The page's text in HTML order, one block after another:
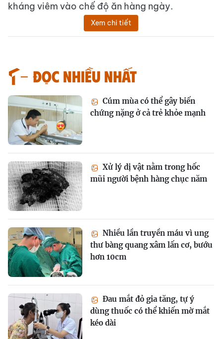
kháng viêm vào chế độ ăn hàng ngày.
Xem chi tiết
Đọc nhiều nhất
Cúm mùa có thể gây biến
chứng nặng ở cả trẻ khỏe mạnh
Xử lý dị vật nằm trong hốc
mũi người bệnh hàng chục năm
Nhiều lần truyền máu vì ung
thư bàng quang xâm lấn cơ, bướu
hơn 10cm
Đau mắt đỏ gia tăng, tự ý
dùng thuốc có thể khiến mờ mắt
kéo dài